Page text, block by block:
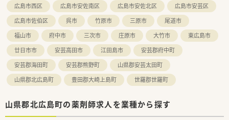
広島市西区
広島市安佐南区 広島市安佐北区
広島市安芸区
広島市佐伯区
呉市 竹原市 三原市
尾道市
福山市
府中市 三次市 庄原市 大竹市
東広島市
廿日市市
安芸高田市 江田島市
安芸郡府中町
安芸郡海田町
安芸郡熊野町
山県郡安芸太田町
山県郡北広島町
豊田郡大崎上島町 世羅郡世羅町
山県郡北広島町の薬剤師求人を業種から探す